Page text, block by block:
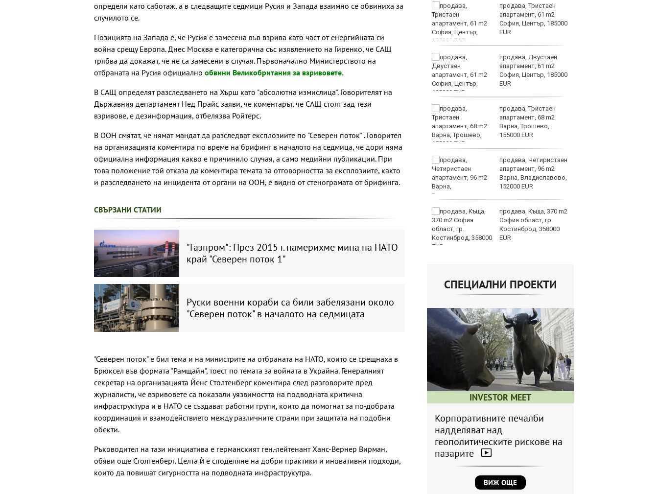
определи като саботаж, а в следващите седмици Русия и Запада взаимно се обвиниха за
случилото се.
Позицията на Запада е, че Русия е замесена във взрива като част от енергийната си
война срещу Европа. Днес Москва е категорична със изявлението на Гиренко, че САЩ
трябва да докажат, че не са замесени в случая. Първоначално Министерството на
отбраната на Русия официално обвини Великобритания за взривовете.
В САЩ определят разследването на Хърш като "абсолютна измислица". Говорителят на
Държавния департамент Нед Прайс заяви, че коментарът, че САЩ стоят зад тези
взривове, е дезинформация, отбелязва Ройтерс.
В ООН смятат, че нямат мандат да разследват експлозиите по "Северен поток" . Говорител
на организацията коментира по време на брифинг в началото на седмица, че дори няма
официална информация какво е причинило случая, а само медийни публикации. При
това положение той отказа да коментира темата за отговорността за експлозиите, както
и разследването на инцидента от органи на ООН, е видно от стенограмата от брифинга.
СВЪРЗАНИ СТАТИИ
"Газпром": През 2015 г. намерихме мина на НАТО
край "Северен поток 1"
Руски военни кораби са били забелязани около
"Северен поток" в началото на седмицата
"Северен поток" е бил тема и на министрите на отбраната на НАТО, които се срещнаха в
Брюксел във формата "Рамщайн", тоест по темата за войната в Украйна. Генералният
секретар на организацията Йенс Столтенберг коментира след разговорите пред
журналисти, че взривовете са показали уязвимостта на подводната критична
инфраструктура и в НАТО се създават работни групи, които да помогнат за по-добрата
координация и взамодействието между различните страни при защитата на подобни
обекти.
Ръководител на тази инициатива е германският ген.-лейтенант Ханс-Вернер Вирман,
обяви още Столтенберг. Целта ѝ е споделяне на добри практики и иновативни подходи,
които да повишат сигурността на подводната инфраструкутра.
Пускат нови 66
Африканска чума по
Всички проекти по
Закопчаха четирима с
дрога във Варненско
крадци във Варна
продава, Тристаен
апартамент, 61 m2
София, Център, 185000
EUR
продава, Двустаен
апартамент, 61 m2
София, Център, 185000
EUR
продава, Тристаен
апартамент, 68 m2
Варна, Трошево,
155000 EUR
продава, Четиристаен
апартамент, 96 m2
Варна, Владиславово,
152000 EUR
продава, Къща, 370 m2
София област, гр.
Костинброд, 358000
EUR
СПЕЦИАЛНИ ПРОЕКТИ
INVESTOR MEET
Корпоративните печалби
надделяват над
геополитическите рискове на
пазарите
ВИЖ ОЩЕ